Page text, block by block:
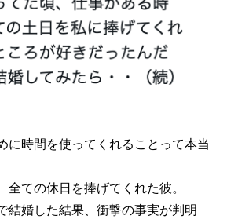
に時間を使ってくれることって本当
全ての休日を捧げてくれた彼。
結婚した結果、衝撃の事実が判明